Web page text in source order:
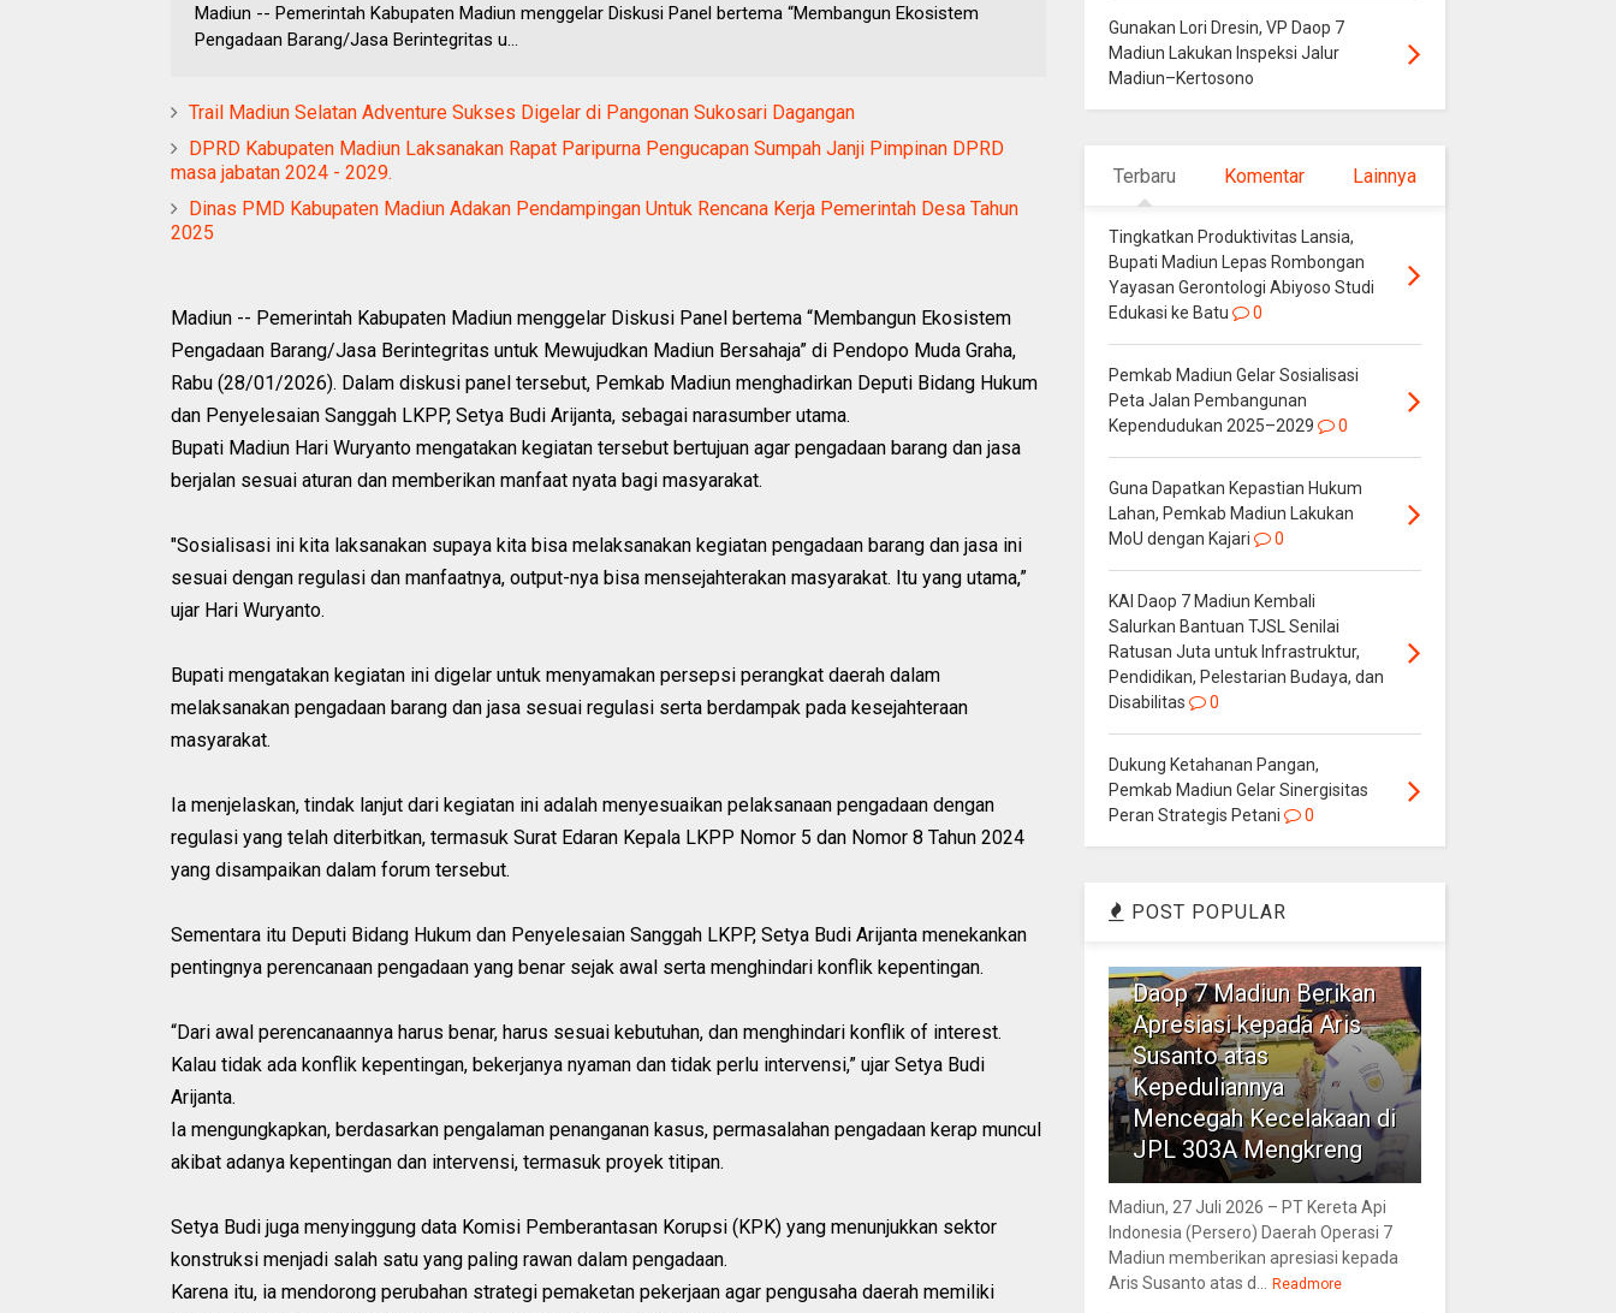
Madiun -- Pemerintah Kabupaten Madiun menggelar Diskusi Panel bertema “Membangun Ekosistem
Pengadaan Barang/Jasa Berintegritas u...
Trail Madiun Selatan Adventure Sukses Digelar di Pangonan Sukosari Dagangan
DPRD Kabupaten Madiun Laksanakan Rapat Paripurna Pengucapan Sumpah Janji Pimpinan DPRD
masa jabatan 2024 - 2029.
Dinas PMD Kabupaten Madiun Adakan Pendampingan Untuk Rencana Kerja Pemerintah Desa Tahun
2025
Madiun -- Pemerintah Kabupaten Madiun menggelar Diskusi Panel bertema “Membangun Ekosistem
Pengadaan Barang/Jasa Berintegritas untuk Mewujudkan Madiun Bersahaja” di Pendopo Muda Graha,
Rabu (28/01/2026). Dalam diskusi panel tersebut, Pemkab Madiun menghadirkan Deputi Bidang Hukum
dan Penyelesaian Sanggah LKPP, Setya Budi Arijanta, sebagai narasumber utama.
Bupati Madiun Hari Wuryanto mengatakan kegiatan tersebut bertujuan agar pengadaan barang dan jasa
berjalan sesuai aturan dan memberikan manfaat nyata bagi masyarakat.
"Sosialisasi ini kita laksanakan supaya kita bisa melaksanakan kegiatan pengadaan barang dan jasa ini
sesuai dengan regulasi dan manfaatnya, output-nya bisa mensejahterakan masyarakat. Itu yang utama,”
ujar Hari Wuryanto.
Bupati mengatakan kegiatan ini digelar untuk menyamakan persepsi perangkat daerah dalam
melaksanakan pengadaan barang dan jasa sesuai regulasi serta berdampak pada kesejahteraan
masyarakat.
Ia menjelaskan, tindak lanjut dari kegiatan ini adalah menyesuaikan pelaksanaan pengadaan dengan
regulasi yang telah diterbitkan, termasuk Surat Edaran Kepala LKPP Nomor 5 dan Nomor 8 Tahun 2024
yang disampaikan dalam forum tersebut.
Sementara itu Deputi Bidang Hukum dan Penyelesaian Sanggah LKPP, Setya Budi Arijanta menekankan
pentingnya perencanaan pengadaan yang benar sejak awal serta menghindari konflik kepentingan.
“Dari awal perencanaannya harus benar, harus sesuai kebutuhan, dan menghindari konflik of interest.
Kalau tidak ada konflik kepentingan, bekerjanya nyaman dan tidak perlu intervensi,” ujar Setya Budi
Arijanta.
Ia mengungkapkan, berdasarkan pengalaman penanganan kasus, permasalahan pengadaan kerap muncul
akibat adanya kepentingan dan intervensi, termasuk proyek titipan.
Setya Budi juga menyinggung data Komisi Pemberantasan Korupsi (KPK) yang menunjukkan sektor
konstruksi menjadi salah satu yang paling rawan dalam pengadaan.
Karena itu, ia mendorong perubahan strategi pemaketan pekerjaan agar pengusaha daerah memiliki
Gunakan Lori Dresin, VP Daop 7
Madiun Lakukan Inspeksi Jalur
Madiun–Kertosono
Terbaru Komentar Lainnya
Tingkatkan Produktivitas Lansia,
Bupati Madiun Lepas Rombongan
Yayasan Gerontologi Abiyoso Studi
Edukasi ke Batu
0
Pemkab Madiun Gelar Sosialisasi
Peta Jalan Pembangunan
Kependudukan 2025–2029
0
Guna Dapatkan Kepastian Hukum
Lahan, Pemkab Madiun Lakukan
MoU dengan Kajari
0
KAI Daop 7 Madiun Kembali
Salurkan Bantuan TJSL Senilai
Ratusan Juta untuk Infrastruktur,
Pendidikan, Pelestarian Budaya, dan
Disabilitas
0
Dukung Ketahanan Pangan,
Pemkab Madiun Gelar Sinergisitas
Peran Strategis Petani
0
POST POPULAR
Daop 7 Madiun Berikan
Apresiasi kepada Aris
Susanto atas
Kepeduliannya
Mencegah Kecelakaan di
JPL 303A Mengkreng
Madiun, 27 Juli 2026 – PT Kereta Api
Indonesia (Persero) Daerah Operasi 7
Madiun memberikan apresiasi kepada
Aris Susanto atas d...
Readmore